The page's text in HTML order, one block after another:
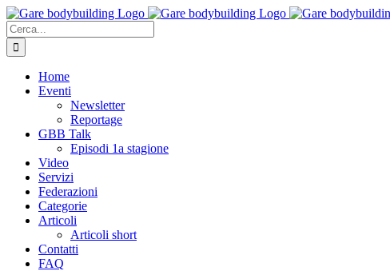
Salta
al
contenuto
Cerca
per:
Home
Eventi
Newsletter
Reportage
GBB Talk
Episodi 1a stagione
Video
Servizi
Federazioni
Categorie
Articoli
Articoli short
Contatti
FAQ